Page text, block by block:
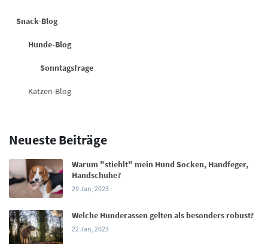
Snack-Blog
Hunde-Blog
Sonntagsfrage
Katzen-Blog
Neueste Beiträge
Warum "stiehlt" mein Hund Socken, Handfeger,
Handschuhe?
29 Jan, 2023
Welche Hunderassen gelten als besonders robust?
22 Jan, 2023